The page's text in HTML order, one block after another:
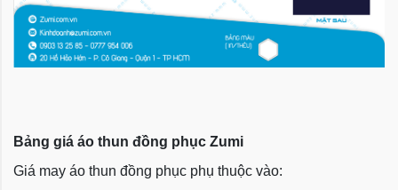
Bảng giá áo thun đồng phục Zumi
Giá may áo thun đồng phục phụ thuộc vào: